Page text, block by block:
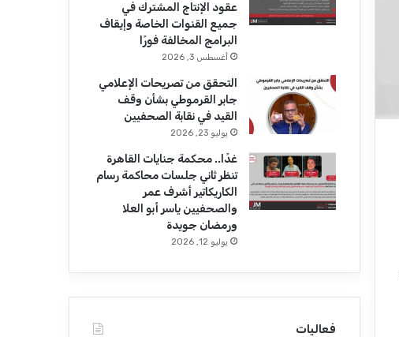
عقود الإنتاج المشترك في
جميع القنوات الخاصة وإيقاف
البرامج المخالفة فورًا
أغسطس 3, 2026
التحقق من تصريحات الإعلامي
جابر القرموطي بشأن وقف
القيد في نقابة الصحفيين
يوليو 23, 2026
غدًا.. محكمة جنايات القاهرة
تنظر ثاني جلسات محاكمة رسام
الكاريكاتير أشرف عمر
والصحفيين ياسر أبو العلا
ورمضان جويدة
يوليو 12, 2026
فعاليات